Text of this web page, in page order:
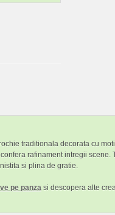
traditionala decorata cu
rafinament intregii scene.
si plina de gratie.
pe panza si descopera alte